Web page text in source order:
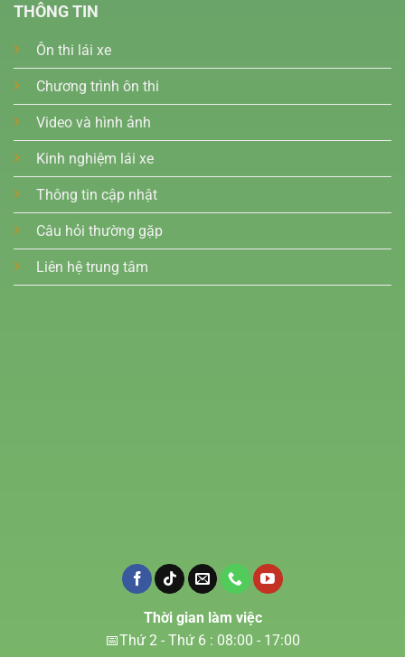
THÔNG TIN
Ôn thi lái xe
Chương trình ôn thi
Video và hình ảnh
Kinh nghiệm lái xe
Thông tin cập nhật
Câu hỏi thường gặp
Liên hệ trung tâm
Thời gian làm việc
📅Thứ 2 - Thứ 6 : 08:00 - 17:00